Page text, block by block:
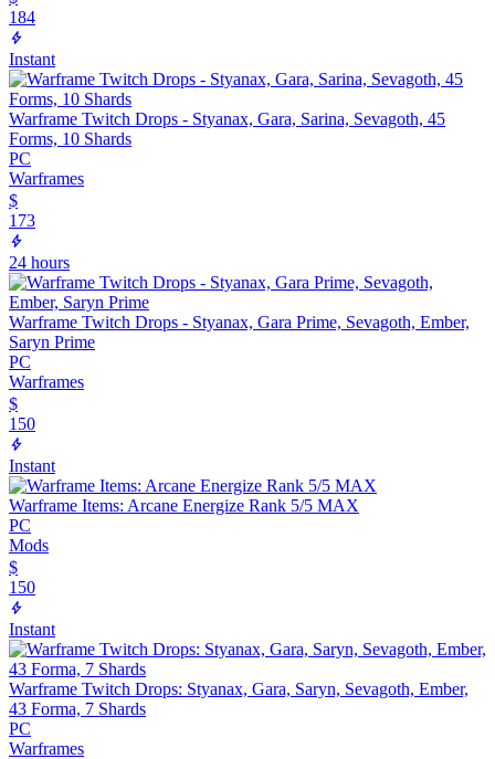
184
Instant
Warframe Twitch Drops - Styanax, Gara, Sarina, Sevagoth, 45
Forms, 10 Shards
PC
Warframes
$
173
24 hours
Warframe Twitch Drops - Styanax, Gara Prime, Sevagoth, Ember,
Saryn Prime
PC
Warframes
$
150
Instant
Warframe Items: Arcane Energize Rank 5/5 MAX
PC
Mods
$
150
Instant
Warframe Twitch Drops: Styanax, Gara, Saryn, Sevagoth, Ember,
43 Forma, 7 Shards
PC
Warframes